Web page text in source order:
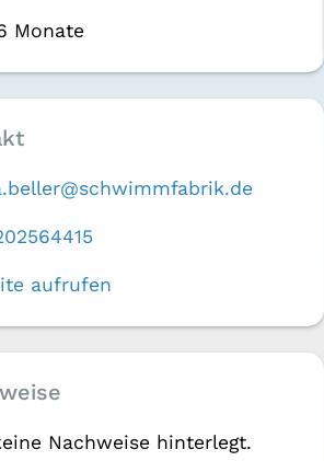
Monate
aufrufen
Nachweise hinterlegt.